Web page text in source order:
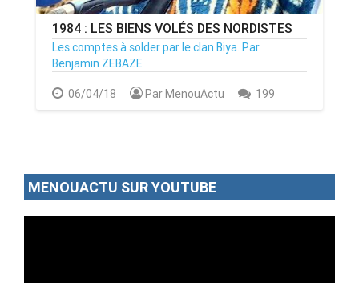
1984 : LES BIENS VOLÉS DES NORDISTES
Les comptes à solder par le clan Biya. Par
Benjamin ZEBAZE
06/04/18 Par MenouActu 199
MENOUACTU SUR YOUTUBE